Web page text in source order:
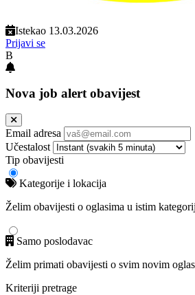
Istekao 13.03.2026
Prijavi se
B
Nova job alert obavijest
Email adresa
Učestalost
Tip obavijesti
Kategorije i lokacija
Želim obavijesti o oglasima u istim
Samo poslodavac
Želim primati obavijesti o svim novim
Kriteriji pretrage